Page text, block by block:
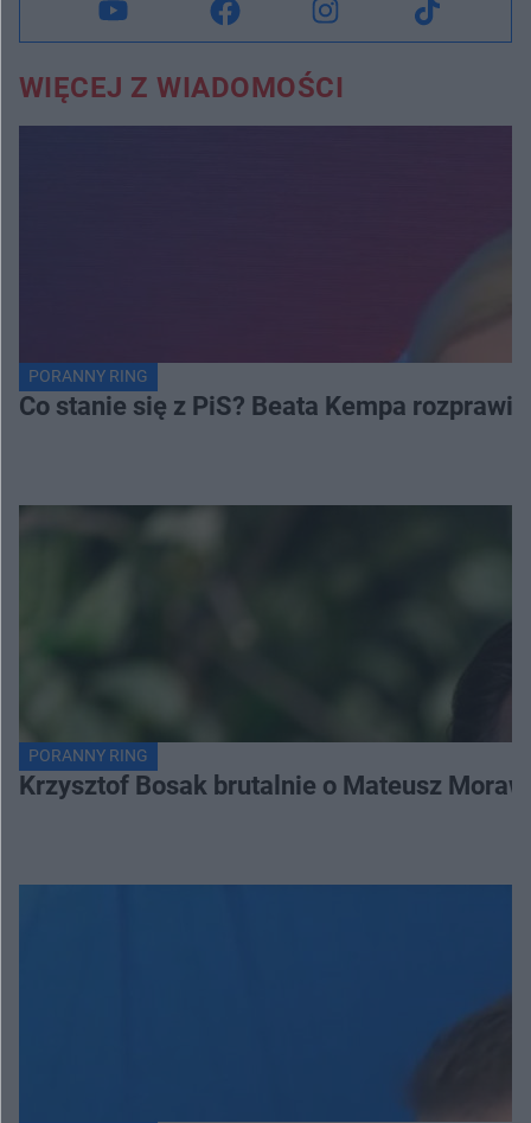
WIĘCEJ Z WIADOMOŚCI
PORANNY RING
Co stanie się z PiS? Beata Kempa
PORANNY RING
Krzysztof Bosak brutalnie o Mateusz